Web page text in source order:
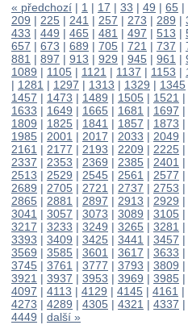
« předchozí | 1 | 17 | 33 | 49 | 65 |
209 | 225 | 241 | 257 | 273 | 289 |
433 | 449 | 465 | 481 | 497 | 513 |
657 | 673 | 689 | 705 | 721 | 737 |
881 | 897 | 913 | 929 | 945 | 961 |
1089 | 1105 | 1121 | 1137 | 1153 |
| 1281 | 1297 | 1313 | 1329 | 1345
1457 | 1473 | 1489 | 1505 | 1521 |
1633 | 1649 | 1665 | 1681 | 1697 |
1809 | 1825 | 1841 | 1857 | 1873 |
1985 | 2001 | 2017 | 2033 | 2049 |
2161 | 2177 | 2193 | 2209 | 2225 |
2337 | 2353 | 2369 | 2385 | 2401 |
2513 | 2529 | 2545 | 2561 | 2577 |
2689 | 2705 | 2721 | 2737 | 2753 |
2865 | 2881 | 2897 | 2913 | 2929 |
3041 | 3057 | 3073 | 3089 | 3105 |
3217 | 3233 | 3249 | 3265 | 3281 |
3393 | 3409 | 3425 | 3441 | 3457 |
3569 | 3585 | 3601 | 3617 | 3633 |
3745 | 3761 | 3777 | 3793 | 3809 |
3921 | 3937 | 3953 | 3969 | 3985 |
4097 | 4113 | 4129 | 4145 | 4161 |
4273 | 4289 | 4305 | 4321 | 4337 |
4449 | další »